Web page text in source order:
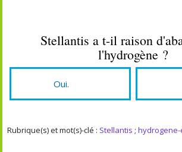
Stellantis a t-il raison
l'hydrogène ?
Oui.
Rubrique(s) et mot(s)-clé : Stellantis ;